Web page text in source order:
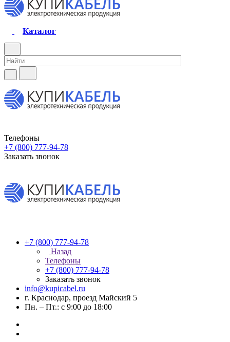
Каталог
Телефоны
+7 (800) 777-94-78
Заказать звонок
+7 (800) 777-94-78
Назад
Телефоны
+7 (800) 777-94-78
Заказать звонок
info@kupicabel.ru
г. Краснодар, проезд Майский 5
Пн. – Пт.: с 9:00 до 18:00